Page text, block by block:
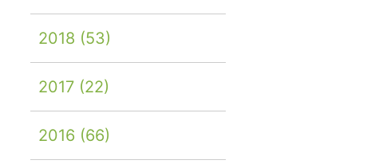
2018 (53)
2017 (22)
2016 (66)